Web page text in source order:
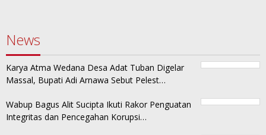
News
Karya Atma Wedana Desa Adat Tuban Digelar
Massal, Bupati Adi Arnawa Sebut Pelest…
Wabup Bagus Alit Sucipta Ikuti Rakor Penguatan
Integritas dan Pencegahan Korupsi…